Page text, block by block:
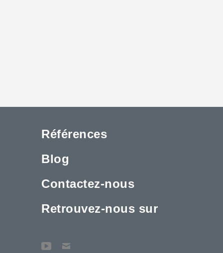
Références
Blog
Contactez-nous
Retrouvez-nous sur